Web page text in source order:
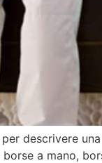
descrivere
a mano,